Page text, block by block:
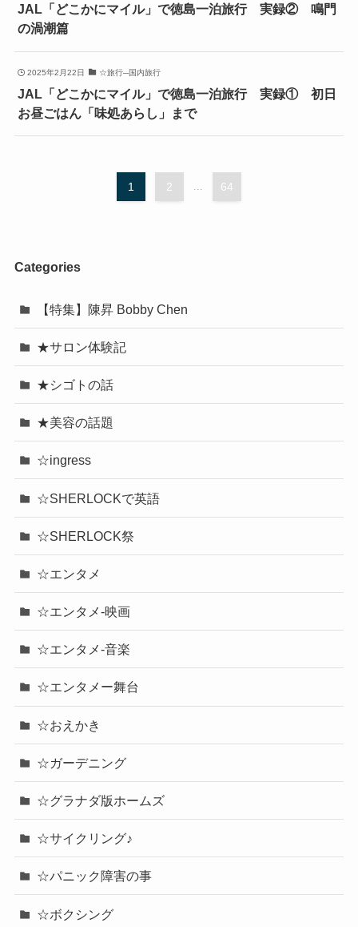
JAL「どこかにマイル」で徳島一泊旅行 実録② 鳴門
の渦潮篇
2025年2月22日 ☆旅行─国内旅行
JAL「どこかにマイル」で徳島一泊旅行 実録① 初日
お昼ごはん「味処あらし」まで
1 2 64
Categories
【特集】陳昇 Bobby Chen
★サロン体験記
★シゴトの話
★美容の話題
☆ingress
☆SHERLOCKで英語
☆SHERLOCK祭
☆エンタメ
☆エンタメ-映画
☆エンタメ-音楽
☆エンタメー舞台
☆おえかき
☆ガーデニング
☆グラナダ版ホームズ
☆サイクリング♪
☆パニック障害の事
☆ボクシング